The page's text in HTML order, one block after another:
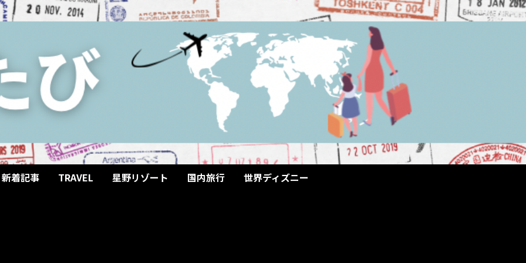
新着記事 TRAVEL 星野リゾート 国内旅行 世界ディズニー